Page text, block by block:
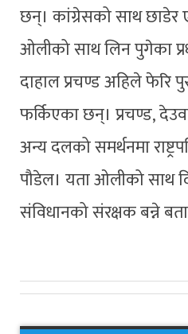
छन्। कांग्रेसको साथ छाडेर
ओलीको साथ लिन पुगेका
दाहाल प्रचण्ड अहिले फेरि
फर्किएका छन्। प्रचण्ड,
अन्य दलको समर्थनमा
पौडेल। यता ओलीको साथ
संविधानको संरक्षक बन्ने